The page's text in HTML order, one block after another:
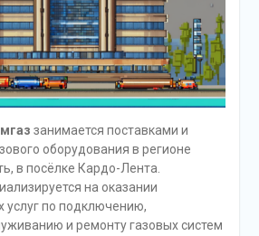
занимается поставками и
оборудования в регионе
в посёлке Кардо-Лента.
на оказании
услуг по подключению,
и ремонту газовых систем